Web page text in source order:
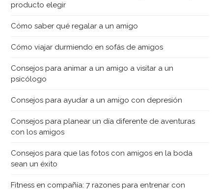
producto elegir
Cómo saber qué regalar a un amigo
Cómo viajar durmiendo en sofás de amigos
Consejos para animar a un amigo a visitar a un
psicólogo
Consejos para ayudar a un amigo con depresión
Consejos para planear un día diferente de aventuras
con los amigos
Consejos para que las fotos con amigos en la boda
sean un éxito
Fitness en compañía: 7 razones para entrenar con